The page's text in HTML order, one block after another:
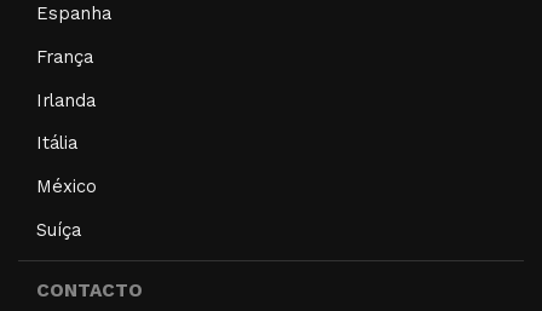
Espanha
França
Irlanda
Itália
México
Suíça
CONTACTO